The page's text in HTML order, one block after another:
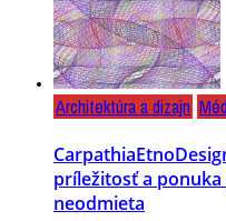
Architektúra a dizajn
príležitosť a
neodmieta